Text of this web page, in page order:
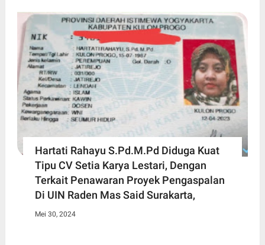
Hartati Rahayu S.Pd.M.Pd Diduga Kuat
Tipu CV Setia Karya Lestari, Dengan
Terkait Penawaran Proyek Pengaspalan
Di UIN Raden Mas Said Surakarta,
Mei 30, 2024